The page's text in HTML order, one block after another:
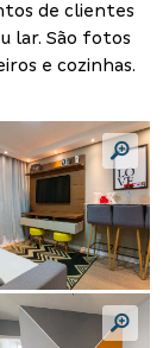
de clientes
lar. São fotos
e cozinhas.